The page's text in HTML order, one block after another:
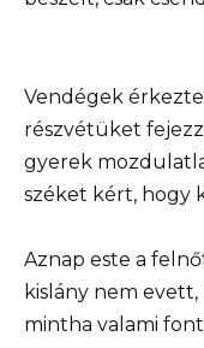
Vendégek
részvétüket
gyerek
széket kért, hogy
Aznap este a
kislány nem
mintha valami